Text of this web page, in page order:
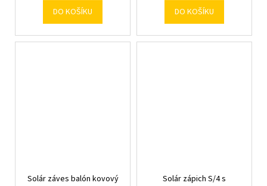
DO KOŠÍKU DO KOŠÍKU
Solár záves balón kovový
Solár zápich S/4 s